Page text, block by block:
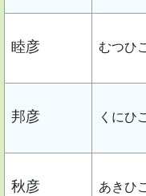
睦彦 むつひこ
邦彦 くにひこ
秋彦 あきひこ